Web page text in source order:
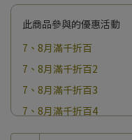
此商品參與的優惠活動
7、8月滿千折百
7、8月滿千折百2
7、8月滿千折百3
7、8月滿千折百4
7、8月滿千折百5